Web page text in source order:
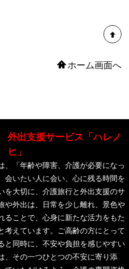
ホーム画面へ
出支援サービス「ハレノ
ヒ」
、「年齢や障害、介護が必要になっ
会いたい人に会い、心に残る時間を
を大切に、介護旅行と外出支援のサ
や外出は、日常を少し離れ、景色や
ることで、心身に新たな活力をもた
考えています。ご高齢の方にとって
と同時に、不安や負担を感じやすい
、その一つひとつの不安に寄り添